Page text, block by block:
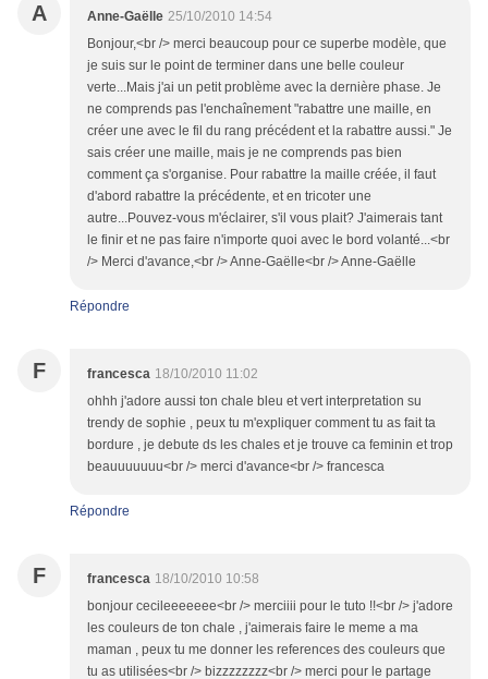
A Anne-Gaëlle 25/10/2010 14:54
Bonjour,<br /> merci beaucoup pour ce superbe modèle, que
je suis sur le point de terminer dans une belle couleur
verte...Mais j'ai un petit problème avec la dernière phase. Je
ne comprends pas l'enchaînement "rabattre une maille, en
créer une avec le fil du rang précédent et la rabattre aussi." Je
sais créer une maille, mais je ne comprends pas bien
comment ça s'organise. Pour rabattre la maille créée, il faut
d'abord rabattre la précédente, et en tricoter une
autre...Pouvez-vous m'éclairer, s'il vous plait? J'aimerais tant
le finir et ne pas faire n'importe quoi avec le bord volanté...<br
/> Merci d'avance,<br /> Anne-Gaëlle<br /> Anne-Gaëlle
Répondre
F francesca 18/10/2010 11:02
ohhh j'adore aussi ton chale bleu et vert interpretation su
trendy de sophie , peux tu m'expliquer comment tu as fait ta
bordure , je debute ds les chales et je trouve ca feminin et trop
beauuuuuuu<br /> merci d'avance<br /> francesca
Répondre
F francesca 18/10/2010 10:58
bonjour cecileeeeeee<br /> merciiii pour le tuto !!<br /> j'adore
les couleurs de ton chale , j'aimerais faire le meme a ma
maman , peux tu me donner les references des couleurs que
tu as utilisées<br /> bizzzzzzzz<br /> merci pour le partage